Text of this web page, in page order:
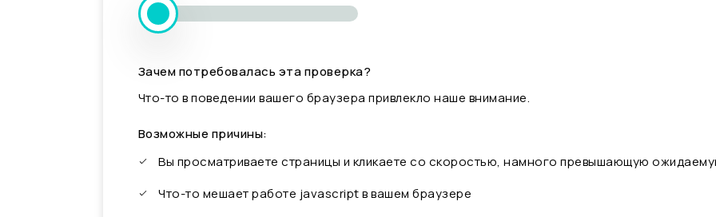
Зачем потребовалась эта проверка?
Что-то в поведении вашего браузера привлекло наше внимание.
Возможные причины:
Вы просматриваете страницы и кликаете со скоростью, намного превышающую
Что-то мешает работе javascript в вашем браузере